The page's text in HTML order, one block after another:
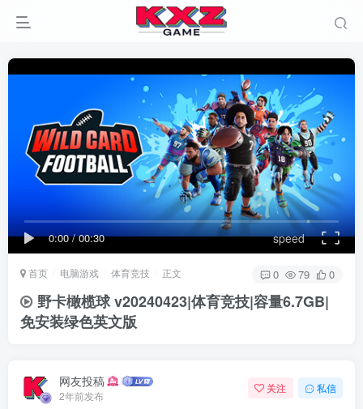
0:00/00:30 speed
首页 电脑游戏 体育竞技 正文 0 79 0
野卡橄榄球 v20240423|体育竞技|容量6.7GB|
免安装绿色英文版
网友投稿
2年前发布
关注 私信